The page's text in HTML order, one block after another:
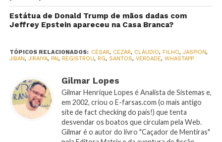
Estátua de Donald Trump de mãos dadas com
Jeffrey Epstein apareceu na Casa Branca?
TÓPICOS RELACIONADOS: CÉSAR, CEZAR, CLÁUDIO, FILHO, JASPION,
JIBAN, JIRAIYA, PAI, REGISTROU, RG, SANTOS, VERDADE, WHASTAPP
Gilmar Lopes
Gilmar Henrique Lopes é Analista de Sistemas e,
em 2002, criou o E-farsas.com (o mais antigo
site de fact checking do país!) que tenta
desvendar os boatos que circulam pela Web.
Gilmar é o autor do livro "Caçador de Mentiras"